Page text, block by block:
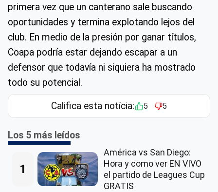
primera vez que un canterano sale buscando
oportunidades y termina explotando lejos del
club. En medio de la presión por ganar títulos,
Coapa podría estar dejando escapar a un
defensor que todavía ni siquiera ha mostrado
todo su potencial.
Califica esta notícia: 5 5
Los 5 más leídos
1
América vs San Diego:
Hora y como ver EN VIVO
el partido de Leagues Cup
GRATIS